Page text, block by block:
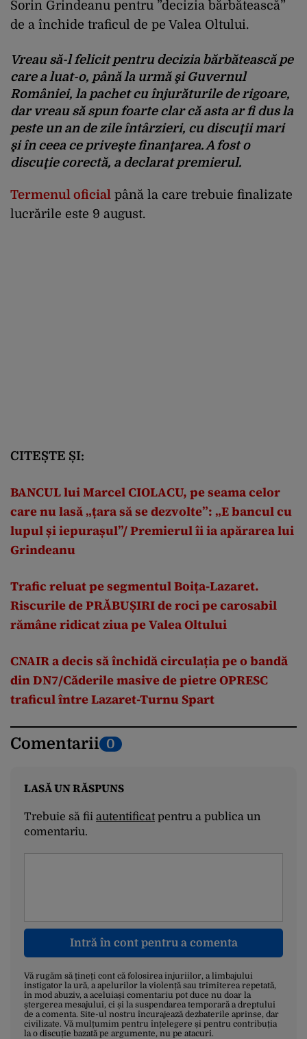
Sorin Grindeanu pentru ”decizia bărbătească”
de a închide traficul de pe Valea Oltului.
Vreau să-l felicit pentru decizia bărbătească pe
care a luat-o, până la urmă şi Guvernul
României, la pachet cu înjurăturile de rigoare,
dar vreau să spun foarte clar că asta ar fi dus la
peste un an de zile întârzieri, cu discuţii mari
şi în ceea ce priveşte finanţarea. A fost o
discuţie corectă, a declarat premierul.
Termenul oficial până la care trebuie finalizate
lucrările este 9 august.
CITEȘTE ȘI:
BANCUL lui Marcel CIOLACU, pe seama celor
care nu lasă „țara să se dezvolte”: „E bancul cu
lupul și iepurașul”/ Premierul îi ia apărarea lui
Grindeanu
Trafic reluat pe segmentul Boița-Lazaret.
Riscurile de PRĂBUȘIRI de roci pe carosabil
rămâne ridicat ziua pe Valea Oltului
CNAIR a decis să închidă circulația pe o bandă
din DN7/Căderile masive de pietre OPRESC
traficul între Lazaret-Turnu Spart
Comentarii 0
LASĂ UN RĂSPUNS
Trebuie să fii autentificatpentru a publica un
comentariu.
Intră în cont pentru a comenta
Vă rugăm să țineți cont că folosirea injuriilor, a limbajului
instigator la ură, a apelurilor la violență sau trimiterea repetată,
în mod abuziv, a aceluiași comentariu pot duce nu doar la
ștergerea mesajului, ci și la suspendarea temporară a dreptului
de a comenta. Site-ul nostru încurajează dezbaterile aprinse, dar
civilizate. Vă mulțumim pentru înțelegere și pentru contribuția
la o discuție bazată pe argumente, nu pe atacuri.